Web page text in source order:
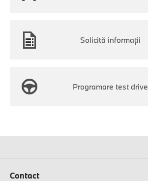
Solicită informaţii
Programare test drive
Contact